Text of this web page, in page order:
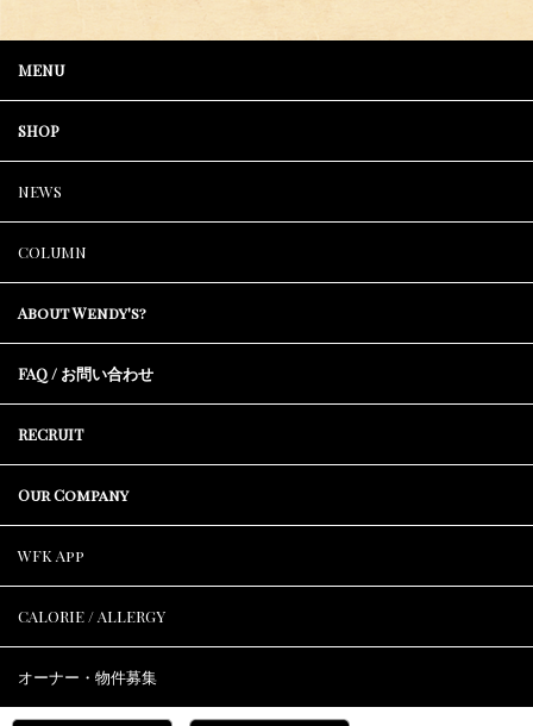
MENU
SHOP
NEWS
COLUMN
About Wendy's?
FAQ / お問い合わせ
RECRUIT
Our Company
WFK App
CALORIE / ALLERGY
オーナー・物件募集